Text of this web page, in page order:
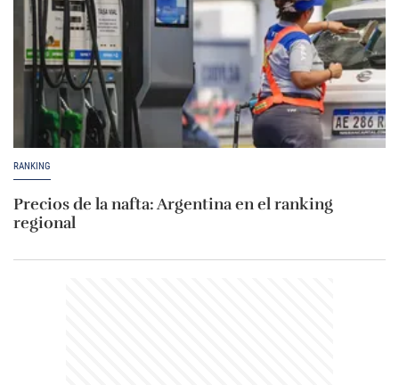
RANKING
Precios de la nafta: Argentina en el ranking
regional